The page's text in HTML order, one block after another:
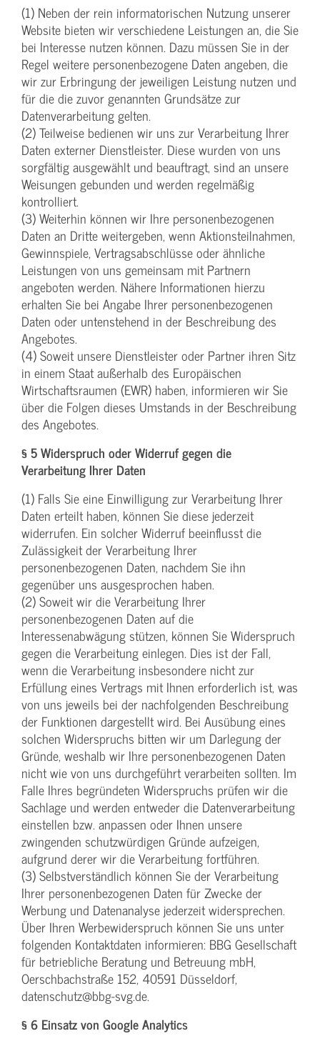
(1) Neben der rein informatorischen Nutzung unserer
Website bieten wir verschiedene Leistungen an, die Sie
bei Interesse nutzen können. Dazu müssen Sie in der
Regel weitere personenbezogene Daten angeben, die
wir zur Erbringung der jeweiligen Leistung nutzen und
für die die zuvor genannten Grundsätze zur
Datenverarbeitung gelten.
(2) Teilweise bedienen wir uns zur Verarbeitung Ihrer
Daten externer Dienstleister. Diese wurden von uns
sorgfältig ausgewählt und beauftragt, sind an unsere
Weisungen gebunden und werden regelmäßig
kontrolliert.
(3) Weiterhin können wir Ihre personenbezogenen
Daten an Dritte weitergeben, wenn Aktionsteilnahmen,
Gewinnspiele, Vertragsabschlüsse oder ähnliche
Leistungen von uns gemeinsam mit Partnern
angeboten werden. Nähere Informationen hierzu
erhalten Sie bei Angabe Ihrer personenbezogenen
Daten oder untenstehend in der Beschreibung des
Angebotes.
(4) Soweit unsere Dienstleister oder Partner ihren Sitz
in einem Staat außerhalb des Europäischen
Wirtschaftsraumen (EWR) haben, informieren wir Sie
über die Folgen dieses Umstands in der Beschreibung
des Angebotes.
§ 5 Widerspruch oder Widerruf gegen die
Verarbeitung Ihrer Daten
(1) Falls Sie eine Einwilligung zur Verarbeitung Ihrer
Daten erteilt haben, können Sie diese jederzeit
widerrufen. Ein solcher Widerruf beeinflusst die
Zulässigkeit der Verarbeitung Ihrer
personenbezogenen Daten, nachdem Sie ihn
gegenüber uns ausgesprochen haben.
(2) Soweit wir die Verarbeitung Ihrer
personenbezogenen Daten auf die
Interessenabwägung stützen, können Sie Widerspruch
gegen die Verarbeitung einlegen. Dies ist der Fall,
wenn die Verarbeitung insbesondere nicht zur
Erfüllung eines Vertrags mit Ihnen erforderlich ist, was
von uns jeweils bei der nachfolgenden Beschreibung
der Funktionen dargestellt wird. Bei Ausübung eines
solchen Widerspruchs bitten wir um Darlegung der
Gründe, weshalb wir Ihre personenbezogenen Daten
nicht wie von uns durchgeführt verarbeiten sollten. Im
Falle Ihres begründeten Widerspruchs prüfen wir die
Sachlage und werden entweder die Datenverarbeitung
einstellen bzw. anpassen oder Ihnen unsere
zwingenden schutzwürdigen Gründe aufzeigen,
aufgrund derer wir die Verarbeitung fortführen.
(3) Selbstverständlich können Sie der Verarbeitung
Ihrer personenbezogenen Daten für Zwecke der
Werbung und Datenanalyse jederzeit widersprechen.
Über Ihren Werbewiderspruch können Sie uns unter
folgenden Kontaktdaten informieren: BBG Gesellschaft
für betriebliche Beratung und Betreuung mbH,
Oerschbachstraße 152, 40591 Düsseldorf,
datenschutz@bbg-svg.de.
§ 6 Einsatz von Google Analytics